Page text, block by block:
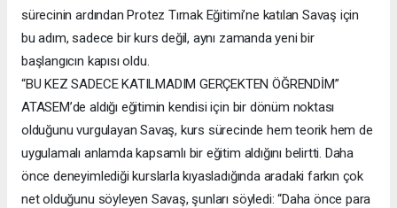
sürecinin ardından Protez Tırnak Eğitimi’ne katılan Savaş için
bu adım, sadece bir kurs değil, aynı zamanda yeni bir
başlangıcın kapısı oldu.
“BU KEZ SADECE KATILMADIM GERÇEKTEN ÖĞRENDİM”
ATASEM’de aldığı eğitimin kendisi için bir dönüm noktası
olduğunu vurgulayan Savaş, kurs sürecinde hem teorik hem de
uygulamalı anlamda kapsamlı bir eğitim aldığını belirtti. Daha
önce deneyimlediği kurslarla kıyasladığında aradaki farkın çok
net olduğunu söyleyen Savaş, şunları söyledi: “Daha önce para